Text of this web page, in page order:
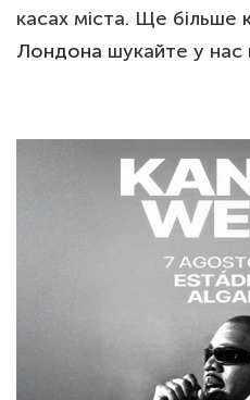
касах міста. Ще більше
Лондона шукайте у нас